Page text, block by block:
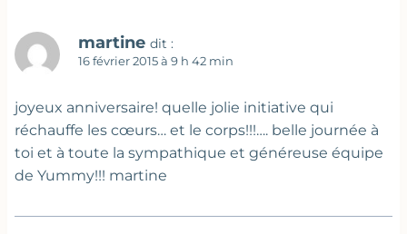
martine dit :
16 février 2015 à 9 h 42 min
joyeux anniversaire! quelle jolie initiative qui
réchauffe les cœurs… et le corps!!!…. belle journée à
toi et à toute la sympathique et généreuse équipe
de Yummy!!! martine